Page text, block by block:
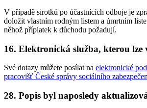
V případě sirotků po účastnících odboje je
doložit vlastním rodným listem a úmrtním
něhož příplatek k důchodu požadují.
16. Elektronická služba, kterou lze
Své dotazy můžete posílat na elektronické
pracovišť České správy sociálního
28. Popis byl naposledy